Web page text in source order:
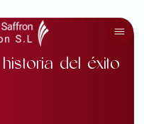
del éxito